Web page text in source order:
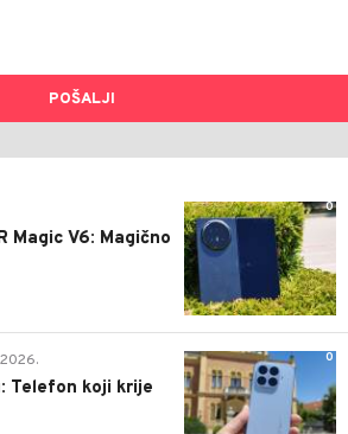
POŠALJI
0
Magic V6: Magično
0
Telefon koji krije